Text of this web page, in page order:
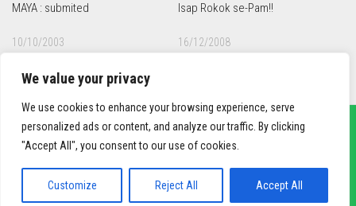
We value your privacy
We use cookies to enhance your browsing experience, serve
personalized ads or content, and analyze our traffic. By clicking
"Accept All", you consent to our use of cookies.
Customize Reject All Accept All
MAYA : submited
10/10/2003
Isap Rokok se-Pam!!
16/12/2008
sief3r.com
Powered byWordPress. Theme byAlx.